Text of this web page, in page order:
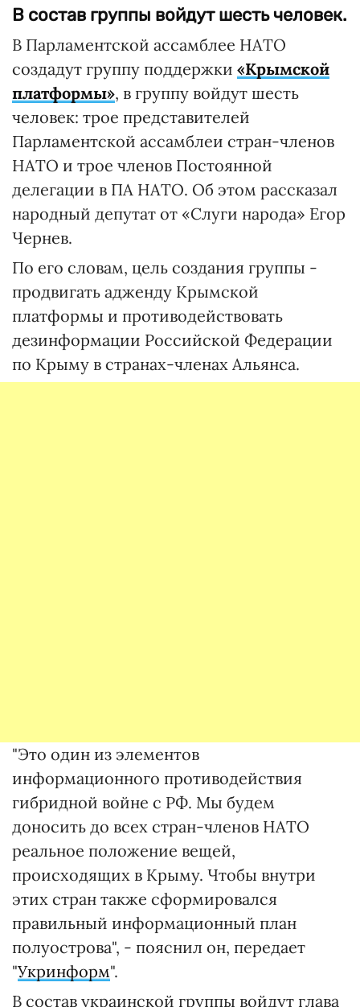
В состав группы войдут шесть человек.
В Парламентской ассамблее НАТО
создадут группу поддержки «Крымской
платформы», в группу войдут шесть
человек: трое представителей
Парламентской ассамблеи стран-членов
НАТО и трое членов Постоянной
делегации в ПА НАТО. Об этом рассказал
народный депутат от «Слуги народа» Егор
Чернев.
По его словам, цель создания группы -
продвигать адженду Крымской
платформы и противодействовать
дезинформации Российской Федерации
по Крыму в странах-членах Альянса.
"Это один из элементов
информационного противодействия
гибридной войне с РФ. Мы будем
доносить до всех стран-членов НАТО
реальное положение вещей,
происходящих в Крыму. Чтобы внутри
этих стран также сформировался
правильный информационный план
полуострова", - пояснил он, передает
"Укринформ".
В состав украинской группы войдут глава